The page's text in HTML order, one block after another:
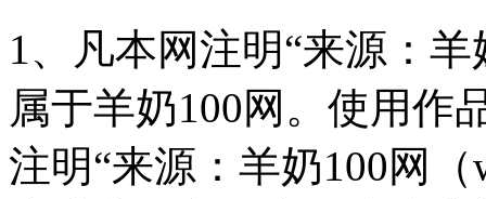
1、凡本网注明“来源：
属于羊奶100网。使用作
注明“来源：羊奶100网（